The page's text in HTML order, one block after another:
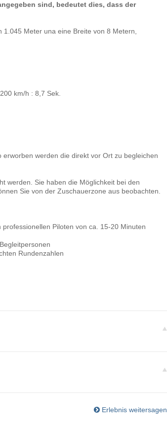
sind, bedeutet dies, dass der
Meter una eine Breite von 8 Metern,
km/h : 8,7 Sek.
werden die direkt vor Ort zu begleichen
werden. Sie haben die Möglichkeit bei den
Sie von der Zuschauerzone aus beobachten.
Piloten von ca. 15-20 Minuten
Rundenzahlen
Erlebnis weitersagen